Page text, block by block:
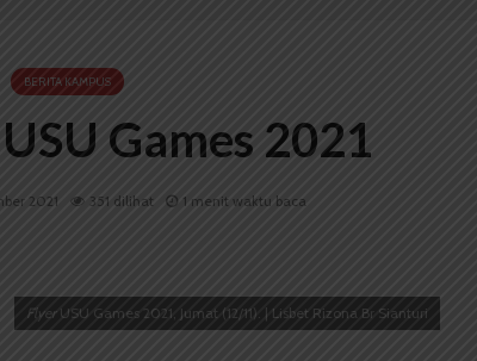
BERITA KAMPUS
Games 2021
2021 351 dilihat 1 menit waktu baca
FlyerUSU Games 2021, Jumat (12/11). | Lisbet Rizona Br Sianturi